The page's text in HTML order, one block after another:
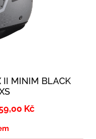
II MINIM BLACK
Kč